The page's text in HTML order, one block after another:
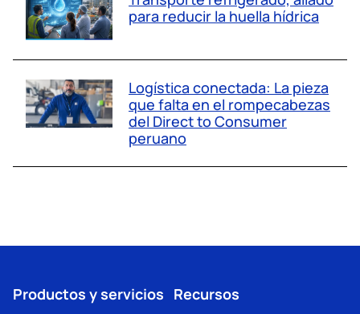
para reducir la huella hídrica
Logística conectada: La pieza
que falta en el rompecabezas
del Direct to Consumer
peruano
Productos y servicios Recursos